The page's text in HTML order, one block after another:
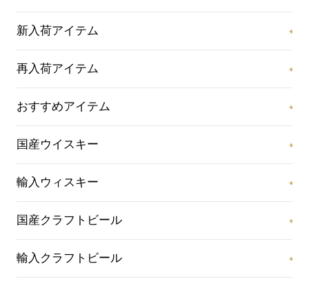
新入荷アイテム
再入荷アイテム
おすすめアイテム
国産ウイスキー
輸入ウィスキー
国産クラフトビール
輸入クラフトビール